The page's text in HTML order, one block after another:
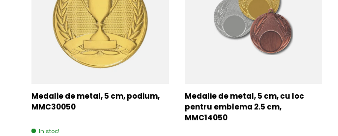
Medalie de metal, 5 cm, podium,
MMC30050
In stoc!
Medalie de metal, 5 cm, cu loc
pentru emblema 2.5 cm,
MMC14050